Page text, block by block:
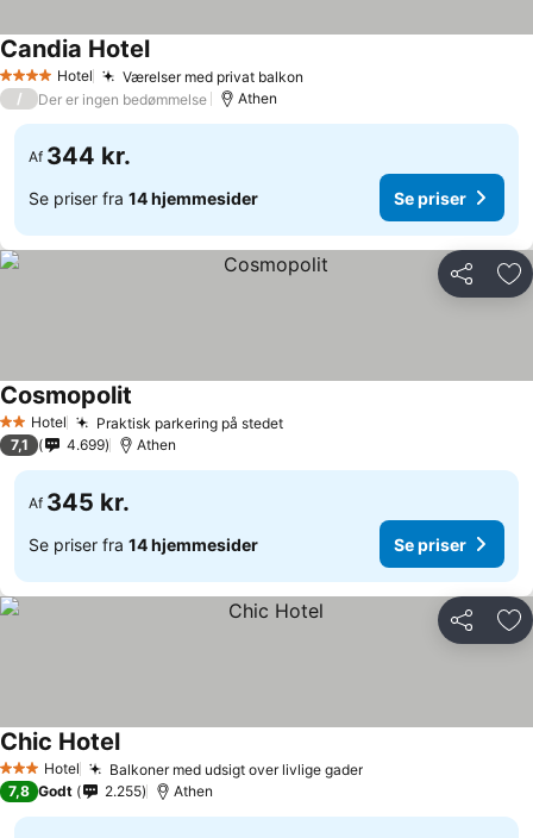
4 StjernerHotel Værelser med privat balkon
Candia Hotel
/ Der er ingen bedømmelse Athen
Af 344 kr.
Se priser fra 14 hjemmesider Se priser
Del
2 Stjerner
Hotel Praktisk parkering på stedet
Cosmopolit
7,1 4.699 Athen
Af 345 kr.
Se priser fra 14 hjemmesider Se priser
Del
3 StjernerHotel Balkoner med udsigt over livlige gader
Chic Hotel
7,8 Godt 2.255 Athen